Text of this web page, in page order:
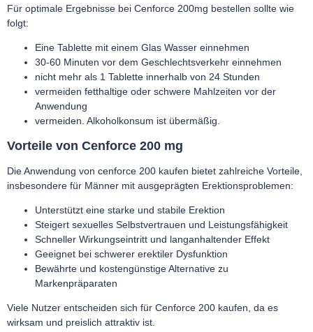
Für optimale Ergebnisse bei Cenforce 200mg bestellen sollte wie
folgt:
Eine Tablette mit einem Glas Wasser einnehmen
30-60 Minuten vor dem Geschlechtsverkehr einnehmen
nicht mehr als 1 Tablette innerhalb von 24 Stunden
vermeiden fetthaltige oder schwere Mahlzeiten vor der
Anwendung
vermeiden. Alkoholkonsum ist übermäßig.
Vorteile von Cenforce 200 mg
Die Anwendung von cenforce 200 kaufen bietet zahlreiche Vorteile,
insbesondere für Männer mit ausgeprägten Erektionsproblemen:
Unterstützt eine starke und stabile Erektion
Steigert sexuelles Selbstvertrauen und Leistungsfähigkeit
Schneller Wirkungseintritt und langanhaltender Effekt
Geeignet bei schwerer erektiler Dysfunktion
Bewährte und kostengünstige Alternative zu
Markenpräparaten
Viele Nutzer entscheiden sich für Cenforce 200 kaufen , da es
wirksam und preislich attraktiv ist.